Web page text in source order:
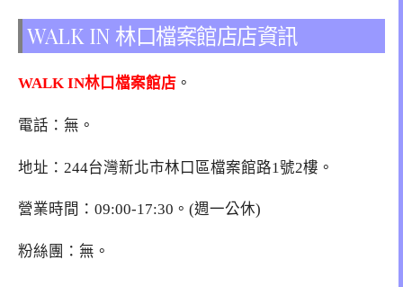
WALK IN 林口檔案館店店資訊
WALK IN林口檔案館店 。
電話：無。
地址：244台灣新北市林口區檔案館路1號2樓。
營業時間：09:00-17:30。(週一公休)
粉絲團：無。